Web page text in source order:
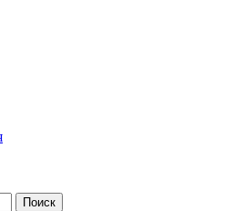
Поиск